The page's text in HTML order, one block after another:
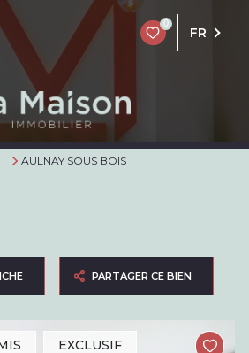
0
FR
AULNAY SOUS BOIS
PARTAGER CE BIEN
EXCLUSIF